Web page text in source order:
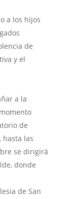
a los hijos
de
y el
a la
de
hasta las
se dirigirá
donde
de San